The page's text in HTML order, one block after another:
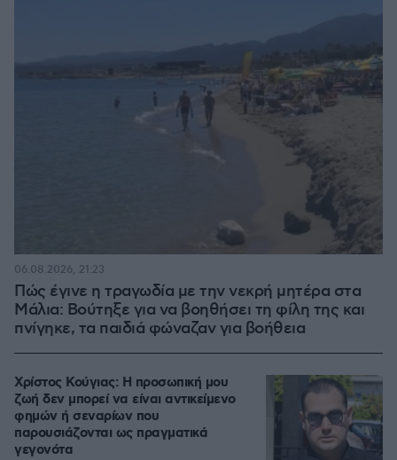
Πώς έγινε η τραγωδία με την νεκρή μητέρα στα
Μάλια: Βούτηξε για να βοηθήσει τη φίλη της και
πνίγηκε, τα παιδιά φώναζαν για βοήθεια
06.08.2026, 21:23
Χρίστος Κούγιας: Η προσωπική μου
ζωή δεν μπορεί να είναι αντικείμενο
φημών ή σεναρίων που
παρουσιάζονται ως πραγματικά
γεγονότα